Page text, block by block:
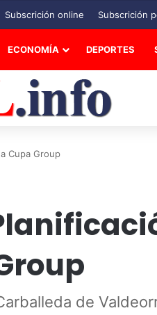
Subscrición online Subscrición
ECONOMÍA DEPORTES
Cupa Group
de